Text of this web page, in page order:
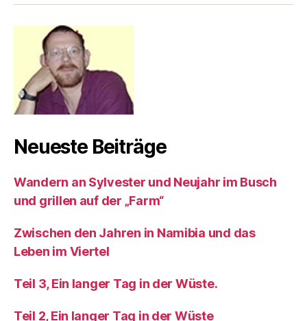
Neueste Beiträge
Wandern an Sylvester und Neujahr im Busch
und grillen auf der „Farm“
Zwischen den Jahren in Namibia und das
Leben im Viertel
Teil 3, Ein langer Tag in der Wüste.
Teil 2, Ein langer Tag in der Wüste